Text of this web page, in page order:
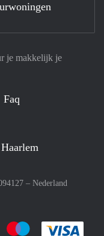
je makkelijk je
Faq
– Nederland
af met Paypal
Je rekent gemakkelijk af met
Je rekent